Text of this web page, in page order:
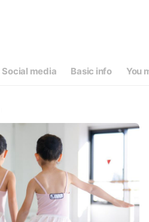
Social media Basic info You